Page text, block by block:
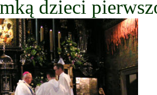
dzieci